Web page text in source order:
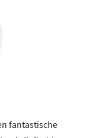
fantastische